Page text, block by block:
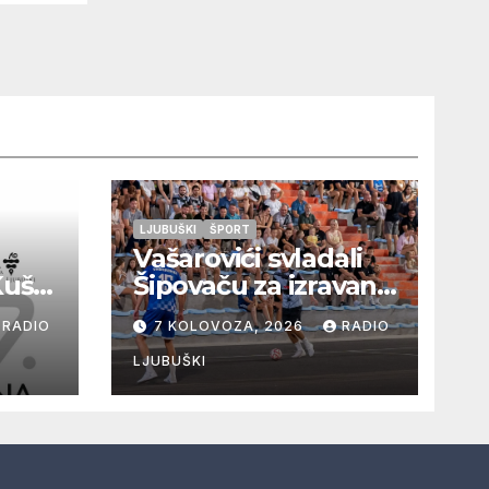
i
RADIO
LJUBUŠKI ŠPORT
Vašarovići svladali
Šipovaču za izravan
plasman u
četvrtfinale, Grab
izborio prolazak
dalje, Klobuk ispao,
četvrtfinale juniora
7 KOLOVOZA, 2026 RADIO
LJUBUŠKI